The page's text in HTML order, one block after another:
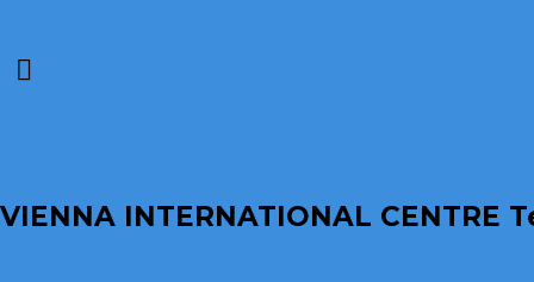
VIENNA INTERNATIONAL CENTRE